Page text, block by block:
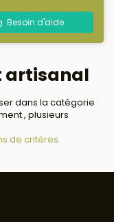
Besoin d'aide
artisanal
dans la catégorie
, plusieurs
de critères.